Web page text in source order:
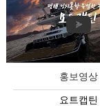
홍보영상
요트캡틴